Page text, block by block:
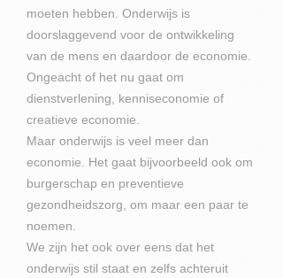
moeten hebben. Onderwijs is
doorslaggevend voor de ontwikkeling
van de mens en daardoor de economie.
Ongeacht of het nu gaat om
dienstverlening, kenniseconomie of
creatieve economie.
Maar onderwijs is veel meer dan
economie. Het gaat bijvoorbeeld ook om
burgerschap en preventieve
gezondheidszorg, om maar een paar te
noemen.
We zijn het ook over eens dat het
onderwijs stil staat en zelfs achteruit